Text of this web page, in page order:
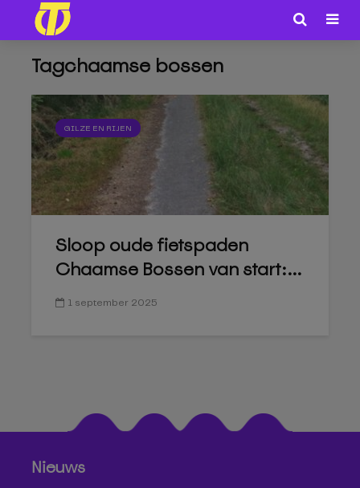
Tagchaamse bossen
GILZE EN RIJEN
Sloop oude fietspaden
Chaamse Bossen van start:...
1 september 2025
Nieuws